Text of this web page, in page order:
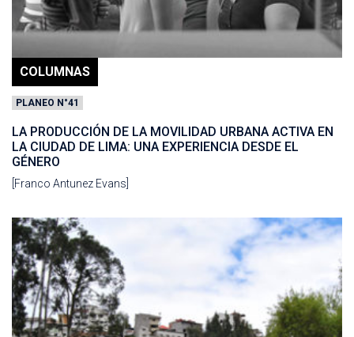
COLUMNAS
PLANEO N°41
LA PRODUCCIÓN DE LA MOVILIDAD URBANA ACTIVA EN
LA CIUDAD DE LIMA: UNA EXPERIENCIA DESDE EL
GÉNERO
[Franco Antunez Evans]